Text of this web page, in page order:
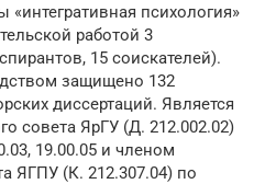
психология»
работой 3
15 соискателей).
защищено 132
диссертаций. Является
совета ЯрГУ (Д. 212.002.02)
19.00.05 и членом
ЯГПУ (К. 212.307.04) по